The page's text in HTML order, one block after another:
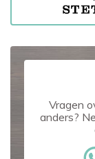
Vragen
anders?